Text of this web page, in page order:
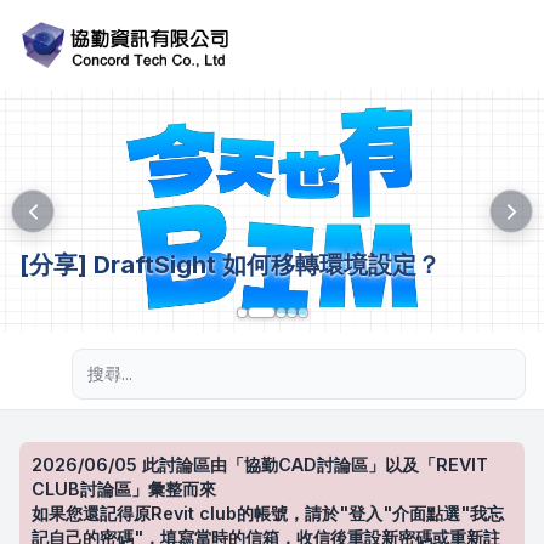
[分享] DraftSight 如何移轉環境設定？
2026/06/05 此討論區由「協勤CAD討論區」以及「REVIT
CLUB討論區」彙整而來
如果您還記得原Revit club的帳號，請於"登入"介面點選"我忘
記自己的密碼"，填寫當時的信箱，收信後重設新密碼或重新註